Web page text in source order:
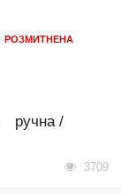
РОЗМИТНЕНА
ручна /
3709